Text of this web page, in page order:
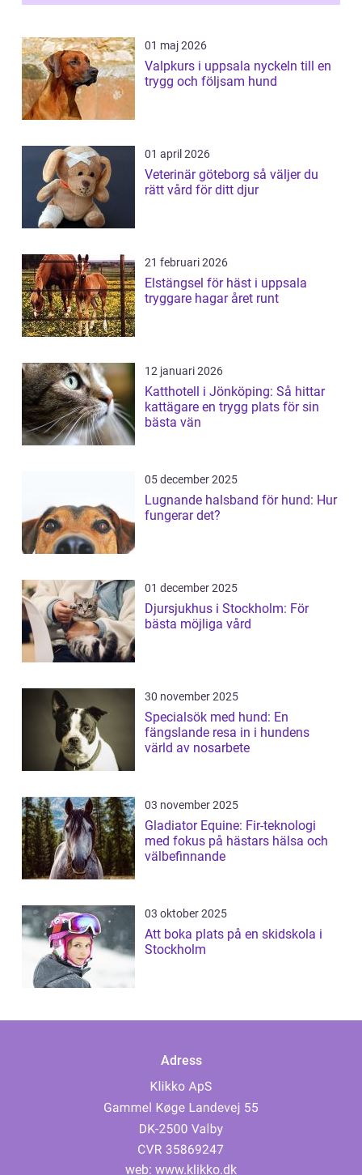
01 maj 2026
Valpkurs i uppsala nyckeln till en
trygg och följsam hund
01 april 2026
Veterinär göteborg så väljer du
rätt vård för ditt djur
21 februari 2026
Elstängsel för häst i uppsala
tryggare hagar året runt
12 januari 2026
Katthotell i Jönköping: Så hittar
kattägare en trygg plats för sin
bästa vän
05 december 2025
Lugnande halsband för hund: Hur
fungerar det?
01 december 2025
Djursjukhus i Stockholm: För
bästa möjliga vård
30 november 2025
Specialsök med hund: En
fängslande resa in i hundens
värld av nosarbete
03 november 2025
Gladiator Equine: Fir-teknologi
med fokus på hästars hälsa och
välbefinnande
03 oktober 2025
Att boka plats på en skidskola i
Stockholm
Adress
web: www.klikko.dk